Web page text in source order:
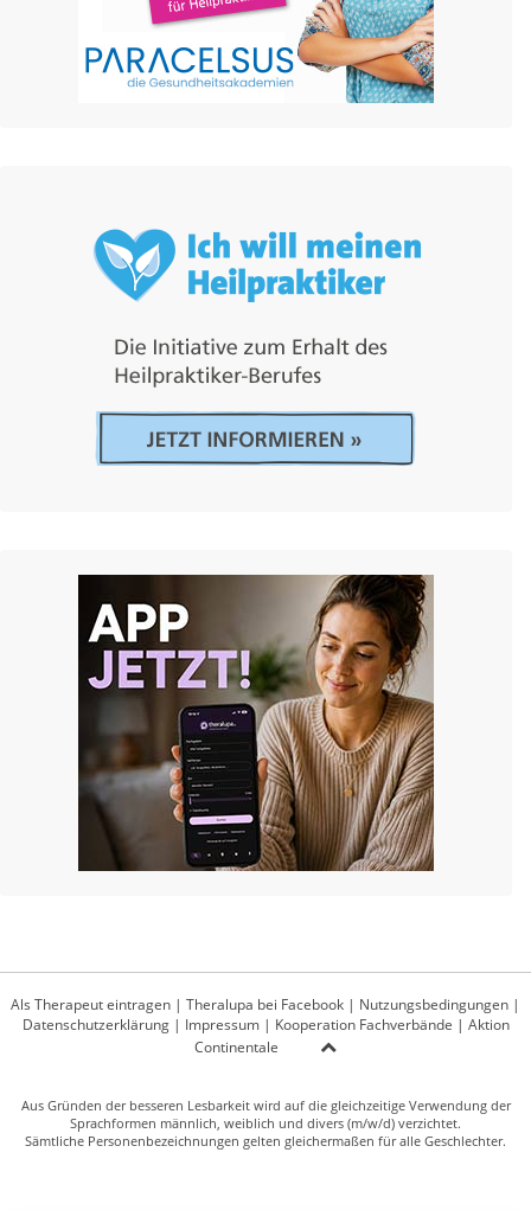
Als Therapeut eintragen | Theralupa bei Facebook | Nutzungsbedingungen |
Datenschutzerklärung| Impressum| Kooperation Fachverbände | Aktion
Continentale
Aus Gründen der besseren Lesbarkeit wird auf die gleichzeitige Verwendung der
Sprachformen männlich, weiblich und divers (m/w/d) verzichtet.
Sämtliche Personenbezeichnungen gelten gleichermaßen für alle Geschlechter.